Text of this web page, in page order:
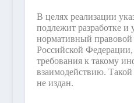
В целях реализации
подлежит разработке и
нормативный правовой
Российской
требования к такому
взаимодействию. Такой
не издан.